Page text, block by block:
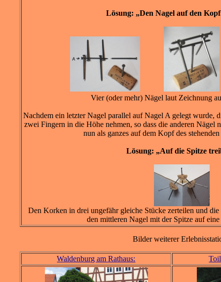
Lösung: „Den Nagel auf den
Vier (oder mehr) Nägel laut Zeichnung
Nachdem ein letzter Nagel parallel auf Nagel A gelegt wurde,
zwei Fingern in die Höhe nehmen, so dass die anderen Nägel
nun als ganzes auf dem Kopf des
Lösung: „Auf die Spitze
Den Korken in drei ungefähr gleiche Stücke zerteilen und
den mittleren Nagel mit der Spitze auf
Bilder weiterer
Waldenburg am Rathaus: